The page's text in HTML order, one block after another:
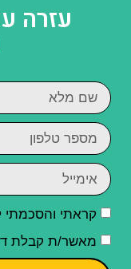
עזרה
קראתי והסכמתי
מאשר/ת קבלת